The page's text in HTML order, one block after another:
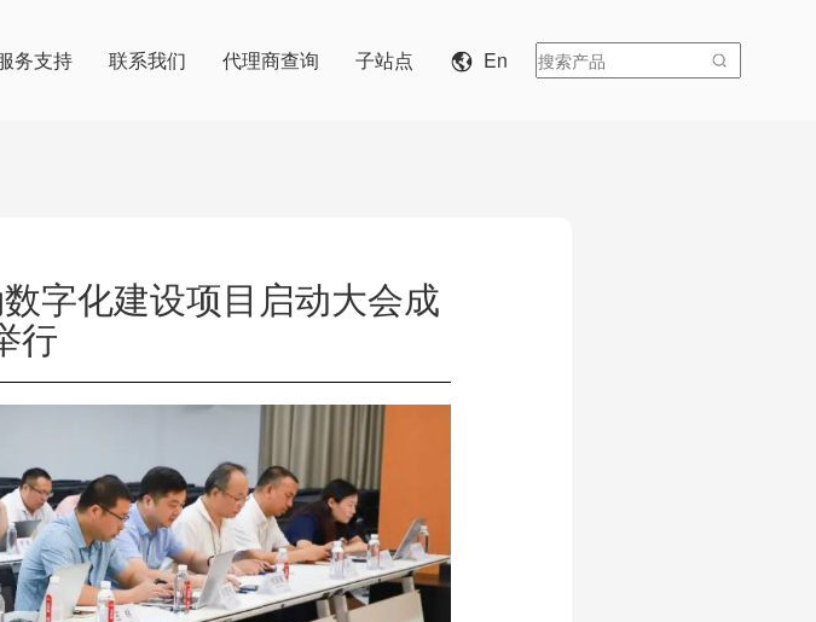
务支持 联系我们 代理商查询 子站点 En
字化建设项目启动大会成
行